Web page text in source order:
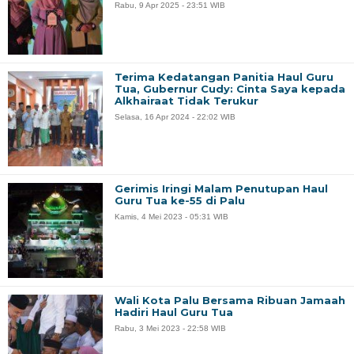
Rabu, 9 Apr 2025 - 23:51 WIB
Terima Kedatangan Panitia Haul Guru
Tua, Gubernur Cudy: Cinta Saya kepada
Alkhairaat Tidak Terukur
Selasa, 16 Apr 2024 - 22:02 WIB
Gerimis Iringi Malam Penutupan Haul
Guru Tua ke-55 di Palu
Kamis, 4 Mei 2023 - 05:31 WIB
Wali Kota Palu Bersama Ribuan Jamaah
Hadiri Haul Guru Tua
Rabu, 3 Mei 2023 - 22:58 WIB